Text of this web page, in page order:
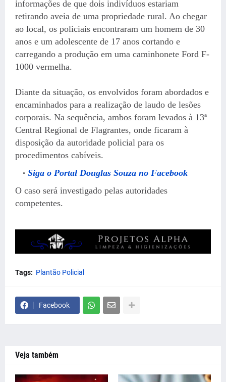
informações de que dois indivíduos estariam
retirando aveia de uma propriedade rural. Ao chegar
ao local, os policiais encontraram um homem de 30
anos e um adolescente de 17 anos cortando e
carregando a produção em uma caminhonete Ford F-
1000 vermelha.
Diante da situação, os envolvidos foram abordados e
encaminhados para a realização de laudo de lesões
corporais. Na sequência, ambos foram levados à 13ª
Central Regional de Flagrantes, onde ficaram à
disposição da autoridade policial para os
procedimentos cabíveis.
Siga o Portal Douglas Souza no Facebook
O caso será investigado pelas autoridades
competentes.
Tags: Plantão Policial
Facebook
Veja também